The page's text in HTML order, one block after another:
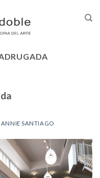
ANNIE SANTIAGO